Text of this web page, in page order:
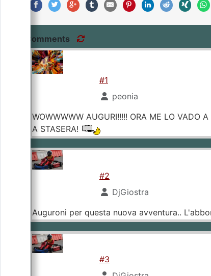
Comments
#1
peonia
WOWWWWW AUGURI!!!!! ORA ME LO VADO A
A STASERA!
#2
DjGiostra
Auguroni per questa nuova avventura..
#3